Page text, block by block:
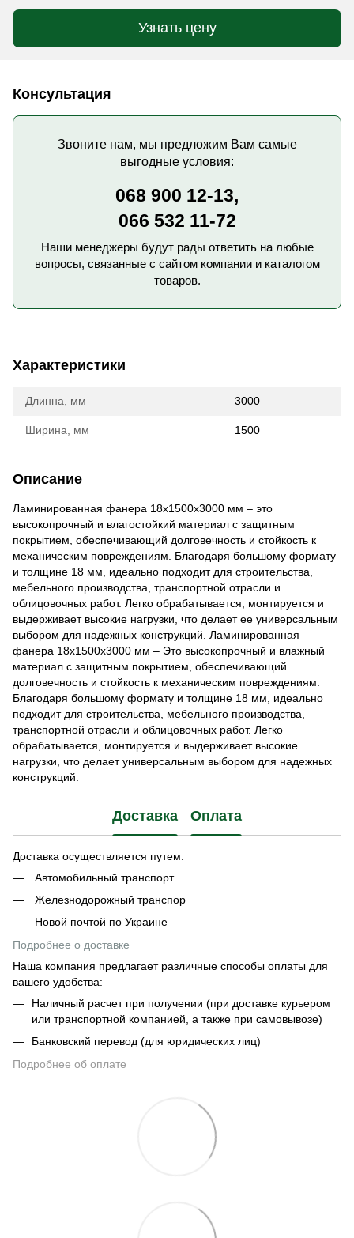
Узнать цену
Консультация
Звоните нам, мы предложим Вам самые
выгодные условия:
068 900 12-13,
066 532 11-72
Наши менеджеры будут рады ответить на любые
вопросы, связанные с сайтом компании и каталогом
товаров.
Характеристики
Длинна, мм 3000
Ширина, мм 1500
Описание
Ламинированная фанера 18х1500х3000 мм – это
высокопрочный и влагостойкий материал с защитным
покрытием, обеспечивающий долговечность и стойкость к
механическим повреждениям. Благодаря большому формату
и толщине 18 мм, идеально подходит для строительства,
мебельного производства, транспортной отрасли и
облицовочных работ. Легко обрабатывается, монтируется и
выдерживает высокие нагрузки, что делает ее универсальным
выбором для надежных конструкций. Ламинированная
фанера 18х1500х3000 мм – Это высокопрочный и влажный
материал с защитным покрытием, обеспечивающий
долговечность и стойкость к механическим повреждениям.
Благодаря большому формату и толщине 18 мм, идеально
подходит для строительства, мебельного производства,
транспортной отрасли и облицовочных работ. Легко
обрабатывается, монтируется и выдерживает высокие
нагрузки, что делает универсальным выбором для надежных
конструкций.
Доставка Оплата
Доставка осуществляется путем:
Автомобильный транспорт
Железнодорожный транспор
Новой почтой по Украине
Подробнее о доставке
Наша компания предлагает различные способы оплаты для
вашего удобства:
Наличный расчет при получении (при доставке курьером
или транспортной компанией, а также при самовывозе)
Банковский перевод (для юридических лиц)
Подробнее об оплате